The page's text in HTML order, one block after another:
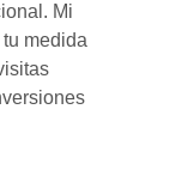
Mi
medida